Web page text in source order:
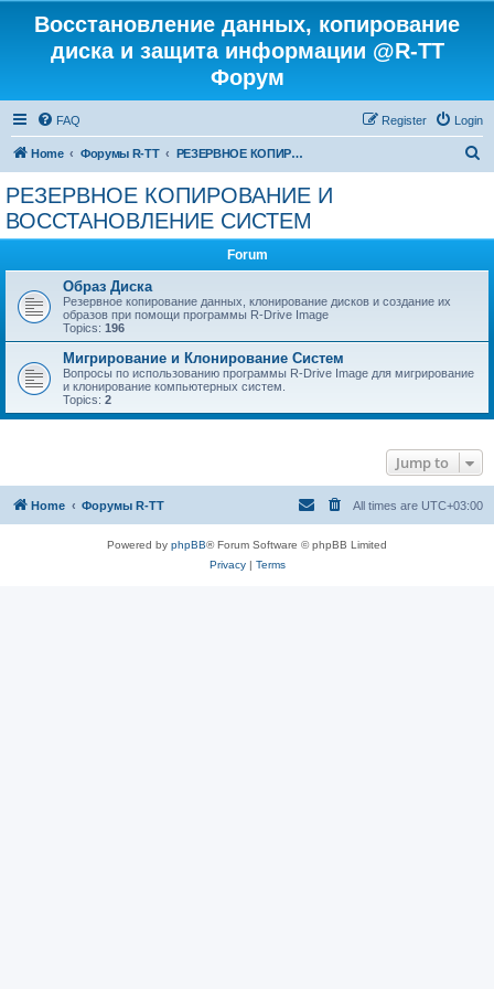
Восстановление данных, копирование
диска и защита информации @R-TT
Форум
FAQ Login
Register
Home Форумы R-TT РЕЗЕРВНОЕ КОПИРОВАНИЕ И ВОССТАНОВЛЕНИЕ СИСТЕМ
РЕЗЕРВНОЕ КОПИРОВАНИЕ И
ВОССТАНОВЛЕНИЕ СИСТЕМ
Forum
Образ Диска
Резервное копирование данных, клонирование дисков и создание их
образов при помощи программы R-Drive Image
Topics: 196
Мигрирование и Клонирование Систем
Вопросы по использованию программы R-Drive Image для мигрирование
и клонирование компьютерных систем.
Topics: 2
Jump to
Home Форумы R-TT All times are UTC+03:00
Powered by phpBB® Forum Software © phpBB Limited
Privacy| Terms